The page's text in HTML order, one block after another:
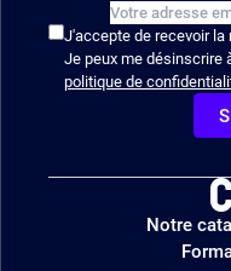
J'accepte de recevoir la
Je peux me désinscrire
politique de
Notre